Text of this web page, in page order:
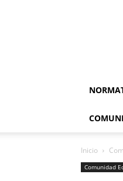
Inicio
Comunidad